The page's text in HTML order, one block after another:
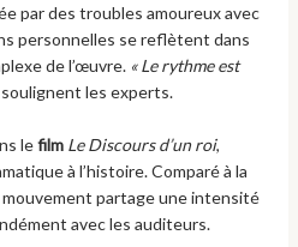
par des troubles amoureux avec
personnelles se reflètent dans
de l’œuvre. « Le rythme est
les experts.
lefilm Le Discours d’un roi,
à l’histoire. Comparé à la
partage une intensité
avec les auditeurs.